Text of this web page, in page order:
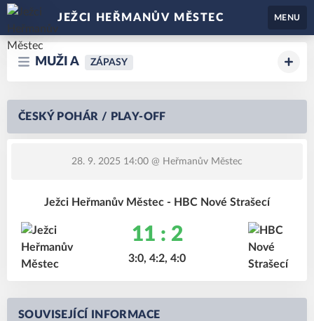
JEŽCI HEŘMANŮV MĚSTEC MENU
MUŽI A ZÁPASY
ČESKÝ POHÁR / PLAY-OFF
28. 9. 2025 14:00 @ Heřmanův Městec
Ježci Heřmanův Městec - HBC Nové Strašecí
11 : 2
3:0, 4:2, 4:0
SOUVISEJÍCÍ INFORMACE